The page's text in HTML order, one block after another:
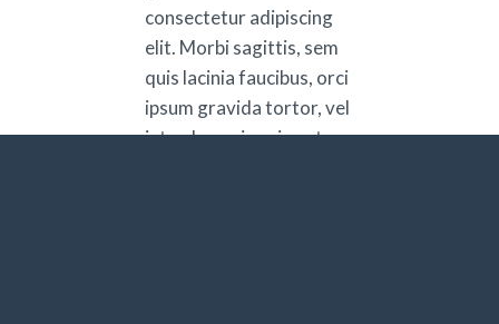
consectetur adipiscing
elit. Morbi sagittis, sem
quis lacinia faucibus, orci
ipsum gravida tortor, vel
interdum mi sapien ut